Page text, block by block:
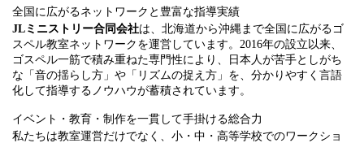
全国に広がるネットワークと豊富な指導実績
JLミニストリー合同会社は、北海道から沖縄まで全国に広がるゴ
スペル教室ネットワークを運営しています。2016年の設立以来、
ゴスペル一筋で積み重ねた専門性により、日本人が苦手としがち
な「音の揺らし方」や「リズムの捉え方」を、分かりやすく言語
化して指導するノウハウが蓄積されています。
イベント・教育・制作を一貫して手掛ける総合力
私たちは教室運営だけでなく、小・中・高等学校でのワークショ